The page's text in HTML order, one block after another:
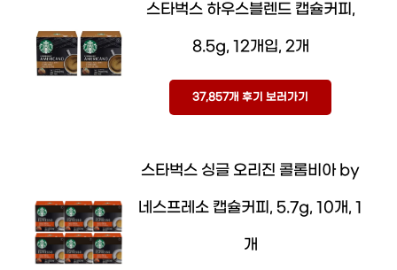
스타벅스 하우스블렌드 캡슐커피,
8.5g, 12개입, 2개
37,857개 후기 보러가기
스타벅스 싱글 오리진 콜롬비아 by
네스프레소 캡슐커피, 5.7g, 10개, 1
개